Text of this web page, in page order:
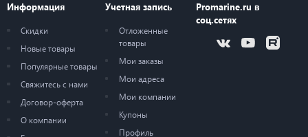
Информация
Скидки
Новые товары
Популярные товары
Свяжитесь с нами
Договор-оферта
О компании
Учетная запись
Отложенные
товары
Мои заказы
Мои адреса
Мои компании
Купоны
Профиль
Promarine.ru в
соц.сетях